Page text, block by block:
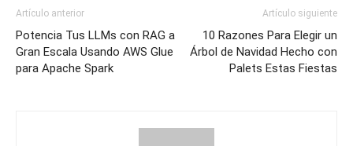
Artículo anterior
Potencia Tus LLMs con RAG a
Gran Escala Usando AWS Glue
para Apache Spark
Artículo siguiente
10 Razones Para Elegir un
Árbol de Navidad Hecho con
Palets Estas Fiestas